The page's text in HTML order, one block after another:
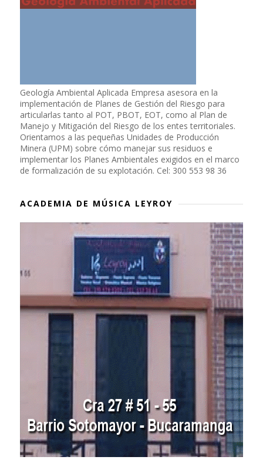
Geología Ambiental Aplicada Empresa asesora en la
implementación de Planes de Gestión del Riesgo para
articularlas tanto al POT, PBOT, EOT, como al Plan de
Manejo y Mitigación del Riesgo de los entes territoriales.
Orientamos a las pequeñas Unidades de Producción
Minera (UPM) sobre cómo manejar sus residuos e
implementar los Planes Ambientales exigidos en el marco
de formalización de su explotación. Cel: 300 553 98 36
ACADEMIA DE MÚSICA LEYROY